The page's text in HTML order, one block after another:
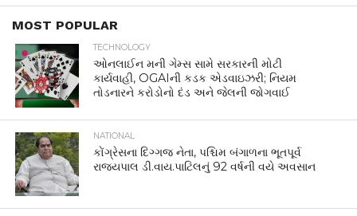
MOST POPULAR
TECHNOLOGY
ઓનલાઈન મની ગેમ્સ સામે સરકારની મોટી
કાર્યવાહી, OGAIની કડક એડવાઇઝરી; નિયમ
તોડનારને કરોડોનો દંડ અને જેલની જોગવાઈ
NATIONAL
કોંગ્રેસના દિગ્ગજ નેતા, પશ્ચિમ બંગાળના ભૂતપૂર્વ
રાજ્યપાલ ડી.વાય.પાટિલનું 92 વર્ષની વયે અવસાન